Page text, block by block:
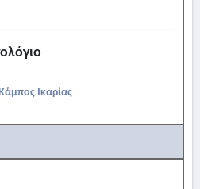
Ικαρίας